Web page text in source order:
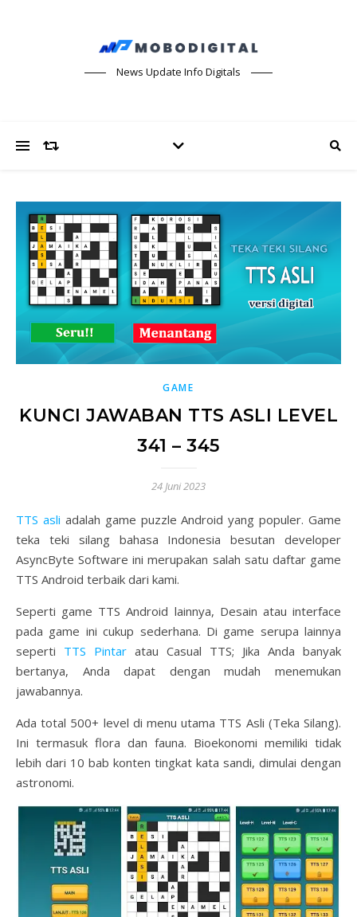
News Update Info Digitals
GAME
KUNCI JAWABAN TTS ASLI LEVEL
341 – 345
24 Juni 2023
TTS asli adalah game puzzle Android yang populer. Game
teka teki silang bahasa Indonesia besutan developer
AsyncByte Software ini merupakan salah satu daftar game
TTS Android terbaik dari kami.
Seperti game TTS Android lainnya, Desain atau interface
pada game ini cukup sederhana. Di game serupa lainnya
seperti TTS Pintar atau Casual TTS; Jika Anda banyak
bertanya, Anda dapat dengan mudah menemukan
jawabannya.
Ada total 500+ level di menu utama TTS Asli (Teka Silang).
Ini termasuk flora dan fauna. Bioekonomi memiliki tidak
lebih dari 10 bab konten tingkat kata sandi, dimulai dengan
astronomi.